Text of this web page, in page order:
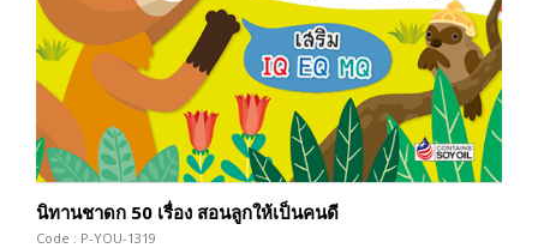
นิทานชาดก 50 เรื่อง สอนลูกให้เป็นคนดี
Code : P-YOU-1319